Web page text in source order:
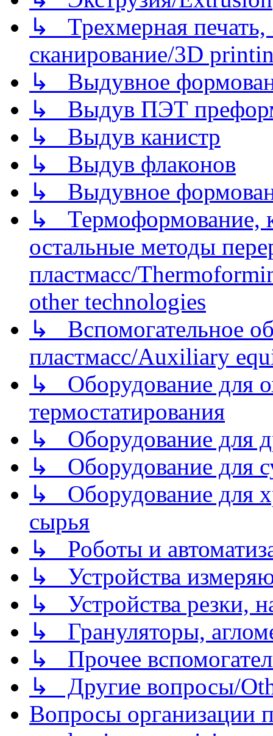
↳ Трехмерная
сканирование/3D
↳ Выдувное
↳ Выдув ПЭТ
↳ Выдув канистр
↳ Выдув флаконов
↳ Выдувное
↳ Термоформование,
остальные методы
пластмасс/
other technologies
↳ Вспомогательное
пластмасс/Auxiliary
↳ Оборудование для
термостатирования
↳ Оборудование для
↳ Оборудование для
↳ Оборудование для
сырья
↳ Роботы и
↳ Устройства
↳ Устройства резки,
↳ Грануляторы,
↳ Прочее
↳ Другие вопросы/
Вопросы организации